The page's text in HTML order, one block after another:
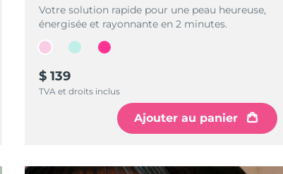
Votre solution rapide pour une peau heureuse,
énergisée et rayonnante en 2 minutes.
$ 139
TVA et droits inclus
Ajouter au panier